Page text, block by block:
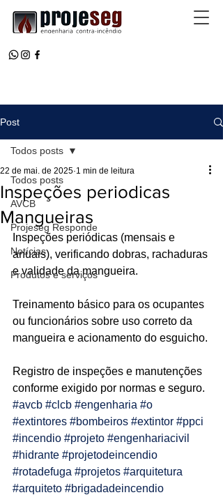
Ligações de 8h as 17h
WhatsApp de 8h as 12h
Siga nosso facebook
E também nosso instagram
Post
Todos posts
AVCB
Projeseg Responde
Notícias
Produtos e serviços
Todos posts
Inspeções periodicas
Mangueiras
22 de mai. de 2025 1 min de leitura
Inspeções periódicas (mensais e
anuais), verificando dobras, rachaduras
e validade da mangueira.
Treinamento básico para os ocupantes
ou funcionários sobre uso correto da
mangueira e acionamento do esguicho.
Registro de inspeções e manutenções
conforme exigido por normas e seguro.
#avcb #clcb #engenharia #o
#extintores #bombeiros #extintor #ppci
#incendio #projeto #engenhariacivil
#hidrante #projetodeincendio
#rotadefuga #projetos #arquitetura
#arquiteto #brigadadeincendio